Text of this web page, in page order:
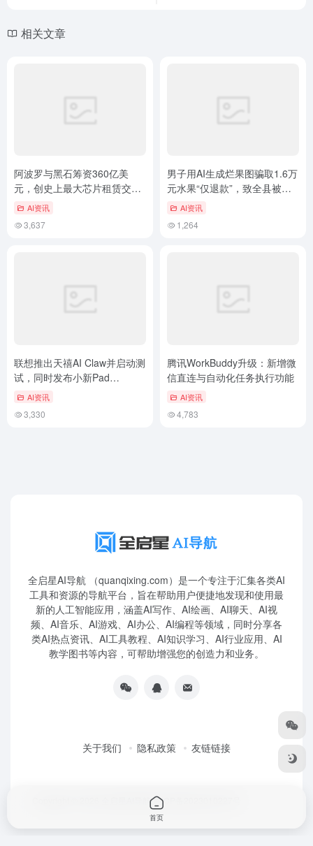
相关文章
阿波罗与黑石筹资360亿美
元，创史上最大芯片租赁交
易，为Anthropic疯狂采购谷歌
AI资讯
3,637
男子用AI生成烂果图骗取1.6万
元水果“仅退款”，致全县被电
商拉黑，获刑一年
AI资讯
1,264
联想推出天禧AI Claw并启动测
试，同时发布小新Pad
Pro13AI平板
AI资讯
3,330
腾讯WorkBuddy升级：新增微
信直连与自动化任务执行功能
AI资讯
4,783
全启星AI导航 （quanqixing.com）是一个专注于汇集各类AI
工具和资源的导航平台，旨在帮助用户便捷地发现和使用最
新的人工智能应用，涵盖AI写作、AI绘画、AI聊天、AI视
频、AI音乐、AI游戏、AI办公、AI编程等领域，同时分享各
类AI热点资讯、AI工具教程、AI知识学习、AI行业应用、AI
教学图书等内容，可帮助增强您的创造力和业务。
关于我们 隐私政策 友链链接
全启星AI导航鲁ICP备2023010227号
首页